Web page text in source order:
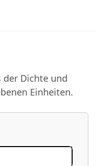
der Dichte und
Einheiten.